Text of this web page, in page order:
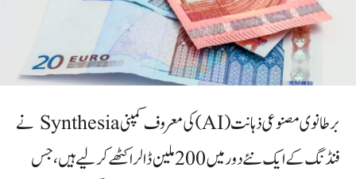
برطانوی مصنوعی ذہانت (AI) کی معروف کمپنی Synthesia نے
فنڈنگ کے ایک نئے دور میں 200 ملین ڈالر اکٹھے کر لیے ہیں، جس